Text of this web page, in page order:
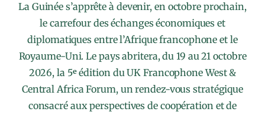
La Guinée s’apprête à devenir, en octobre prochain,
le carrefour des échanges économiques et
diplomatiques entre l’Afrique francophone et le
Royaume-Uni. Le pays abritera, du 19 au 21 octobre
2026, la 5ᵉ édition du UK Francophone West &
Central Africa Forum, un rendez-vous stratégique
consacré aux perspectives de coopération et de